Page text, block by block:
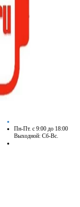
Пн-Пт. с 9:00 до 18:00
Выходной: Сб-Вс.